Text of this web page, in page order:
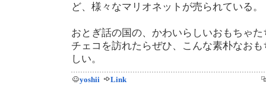
ど、様々なマリオネットが売られている。
おとぎ話の国の、かわいらしいおもちゃた
チェコを訪れたらぜひ、こんな素朴なお
しい。
yoshii Link